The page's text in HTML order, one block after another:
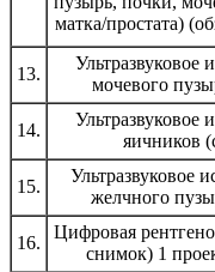
матка/простата)
13.
Ультразвуковое
мочевого
14.
Ультразвуковое
яичников
15.
Ультразвуковое
желчного
16.
Цифровая
снимок) 1